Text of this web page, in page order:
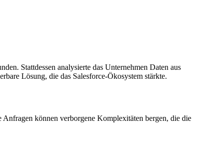
Stattdessen analysierte das Unternehmen Daten aus
Lösung, die das Salesforce-Ökosystem stärkte.
können verborgene Komplexitäten bergen, die die